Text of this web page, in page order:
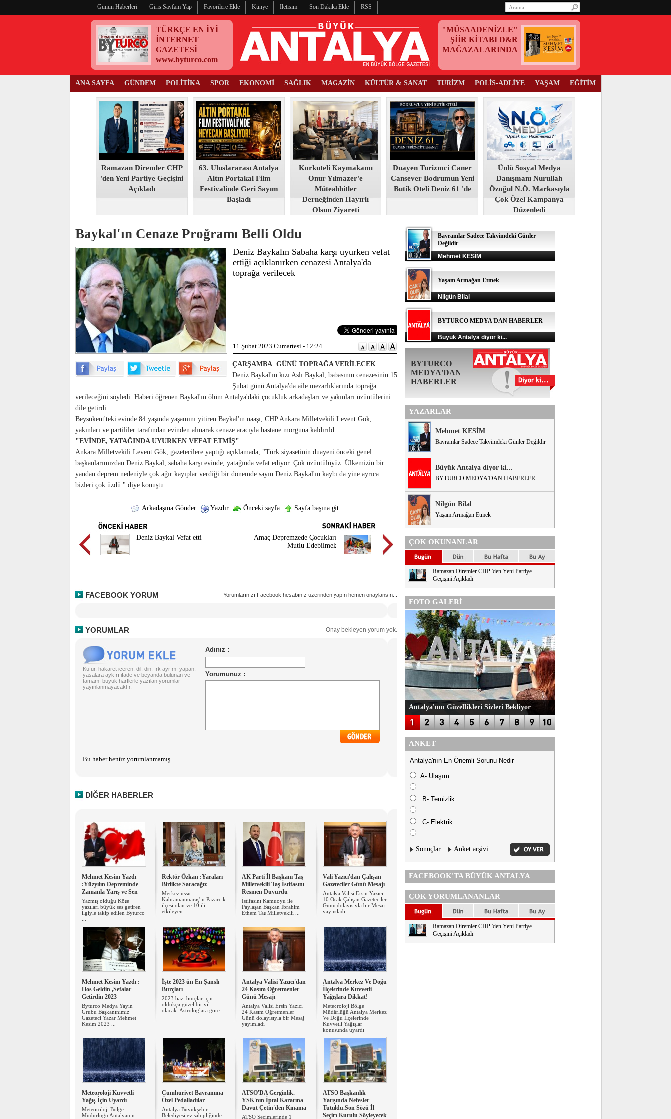
Günün Haberleri Giris Sayfam Yap Favorilere Ekle Künye Iletisim Son Dakika Ekle RSS
TÜRKÇE EN İYİ
İNTERNET
GAZETESİ
www.byturco.com
"MÜSAADENİZLE"
ŞİİR KİTABI D&R
MAĞAZALARINDA
ANA SAYFA GÜNDEM POLİTİKA SPOR EKONOMİ SAĞLIK MAGAZİN KÜLTÜR & SANAT TURİZM POLİS-ADLİYE YAŞAM EĞİTİM
Ramazan Diremler CHP
'den Yeni Partiye Geçişini
Açıkladı
63. Uluslararası Antalya
Altın Portakal Film
Festivalinde Geri Sayım
Başladı
Korkuteli Kaymakamı
Onur Yılmazer'e
Müteahhitler
Derneğinden Hayırlı
Olsun Ziyareti
Duayen Turizmci Caner
Cansever Bodrumun Yeni
Butik Oteli Deniz 61 'de
Ünlü Sosyal Medya
Danışmanı Nurullah
Özoğul N.Ö. Markasıyla
Çok Özel Kampanya
Düzenledi
Baykal'ın Cenaze Proğramı Belli Oldu
Deniz Baykalın Sabaha karşı uyurken vefat
ettiği açıklanırken cenazesi Antalya'da
toprağa verilecek
11 Şubat 2023 Cumartesi - 12:24
ÇARŞAMBA GÜNÜ TOPRAĞA VERİLECEK
Deniz Baykal'ın kızı Aslı Baykal, babasının cenazesinin 15
Şubat günü Antalya'da aile mezarlıklarında toprağa
verileceğini söyledi. Haberi öğrenen Baykal'ın ölüm Antalya'daki çocukluk arkadaşları ve yakınları üzüntülerini
dile getirdi.
Beysukent'teki evinde 84 yaşında yaşamını yitiren Baykal'ın naaşı, CHP Ankara Milletvekili Levent Gök,
yakınları ve partililer tarafından evinden alınarak cenaze aracıyla hastane morguna kaldırıldı.
"EVİNDE, YATAĞINDA UYURKEN VEFAT ETMİŞ"
Ankara Milletvekili Levent Gök, gazetecilere yaptığı açıklamada, "Türk siyasetinin duayeni önceki genel
başkanlarımızdan Deniz Baykal, sabaha karşı evinde, yatağında vefat ediyor. Çok üzüntülüyüz. Ülkemizin bir
yandan deprem nedeniyle çok ağır kayıplar verdiği bir dönemde sayın Deniz Baykal'ın kaybı da yine ayrıca
bizleri çok üzdü." diye konuştu.
Arkadaşına Gönder Yazdır Önceki sayfa Sayfa başına git
Deniz Baykal Vefat etti
Amaç Depremzede Çocukları
Mutlu Edebilmek
FACEBOOK YORUM Yorumlarınızı Facebook hesabınız üzerinden yapın hemen onaylansın...
YORUMLAR Onay bekleyen yorum yok.
Küfür, hakaret içeren; dil, din, ırk ayrımı yapan;
yasalara aykırı ifade ve beyanda bulunan ve
tamamı büyük harflerle yazılan yorumlar
yayınlanmayacaktır.
Bu haber henüz yorumlanmamış...
DİĞER HABERLER
Mehmet Kesim Yazdı
:Yüzyılın Depreminde
Zamanla Yarış ve Sen
Yazmış olduğu Köşe
yazıları büyük ses getiren
ilgiyle takip edilen Byturco
Rektör Özkan :Yaraları
Birlikte Saracağız
Merkez üssü
Kahramanmaraş'ın Pazarcık
ilçesi olan ve 10 ili
etkileyen ...
AK Parti İl Başkanı Taş
Milletvekili Taş İstifasını
Resmen Duyurdu
İstifasını Kamuoyu ile
Paylaşan Başkan İbrahim
Ethem Taş Milletvekili ...
Vali Yazıcı'dan Çalışan
Gazeteciler Günü Mesajı
Antalya Valisi Ersin Yazıcı
10 Ocak Çalışan Gazeteciler
Günü dolayısıyla bir Mesaj
yayımladı.
Mehmet Kesim Yazdı :
Hos Geldin ,Sefalar
Getirdin 2023
Byturco Medya Yayın
Grubu Başkanınımız
Gazeteci Yazar Mehmet
Kesim 2023 ...
İşte 2023 ün En Şanslı
Burçları
2023 bazı burçlar için
oldukça güzel bir yıl
olacak. Astrologlara göre ...
Antalya Valisi Yazıcı'dan
24 Kasım Öğretmenler
Günü Mesajı
Antalya Valisi Ersin Yazıcı
24 Kasım Öğretmenler
Günü dolayısıyla bir Mesaj
yayımladı
Antalya Merkez Ve Doğu
İlçelerinde Kuvvetli
Yağışlara Dikkat!
Meteoroloji Bölge
Müdürlüğü Antalya Merkez
Ve Doğu İlçelerinde
Kuvvetli Yağışlar
konusunda uyardı
Meteoroloji Kuvvetli
Yağış İçin Uyardı
Meteoroloji Bölge
Müdürlüğü Antalyanın
Cumhuriyet Bayramına
Özel Pedalladılar
Antalya Büyükşehir
Belediyesi ev sahipliğinde
ATSO'DA Gerginlik.
YSK'nın İptal Kararına
Davut Çetin'den Kınama
ATSO Seçimlerinde 1
ATSO Başkanlık
Yarışında Nefesler
Tutuldu.Son Sözü İl
Seçim Kurulu Söyleyecek
Bayramlar Sadece Takvimdeki Günler
Değildir
Mehmet KESİM
Yaşam Armağan Etmek
Nilgün Bilal
BYTURCO MEDYA'DAN HABERLER
Büyük Antalya diyor ki...
BYTURCO
MEDYA'DAN
HABERLER
YAZARLAR
Mehmet KESİM
Bayramlar Sadece Takvimdeki Günler Değildir
Büyük Antalya diyor ki...
BYTURCO MEDYA'DAN HABERLER
Nilgün Bilal
Yaşam Armağan Etmek
ÇOK OKUNANLAR
Ramazan Diremler CHP 'den Yeni Partiye
Geçişini Açıkladı
FOTO GALERİ
Antalya'nın Güzellikleri Sizleri Bekliyor
ANKET
Antalya'nın En Önemli Sorunu Nedir
A- Ulaşım
B- Temizlik
C- Elektrik
Sonuçlar Anket arşivi
FACEBOOK'TA BÜYÜK ANTALYA
ÇOK YORUMLANANLAR
Ramazan Diremler CHP 'den Yeni Partiye
Geçişini Açıkladı